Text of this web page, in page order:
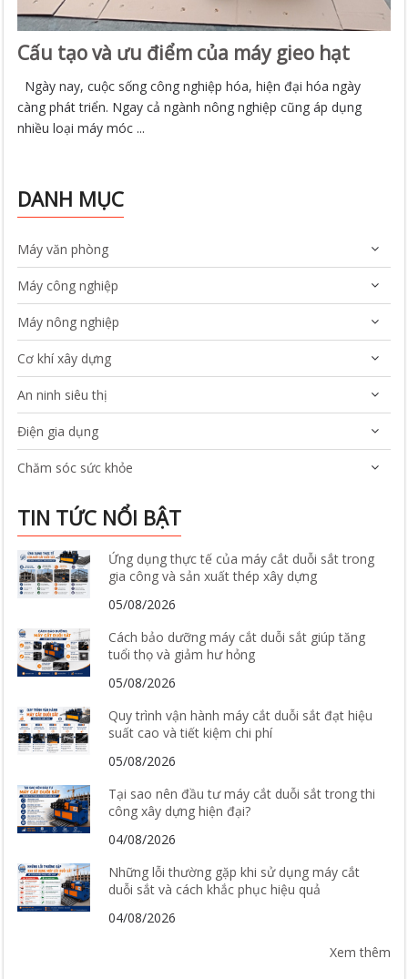
Cấu tạo và ưu điểm của máy gieo hạt
Ngày nay, cuộc sống công nghiệp hóa, hiện đại hóa ngày
càng phát triển. Ngay cả ngành nông nghiệp cũng áp dụng
nhiều loại máy móc ...
DANH MỤC
Máy văn phòng
Máy công nghiệp
Máy nông nghiệp
Cơ khí xây dựng
An ninh siêu thị
Điện gia dụng
Chăm sóc sức khỏe
TIN TỨC NỔI BẬT
Ứng dụng thực tế của máy cắt duỗi sắt trong
gia công và sản xuất thép xây dựng
05/08/2026
Cách bảo dưỡng máy cắt duỗi sắt giúp tăng
tuổi thọ và giảm hư hỏng
05/08/2026
Quy trình vận hành máy cắt duỗi sắt đạt hiệu
suất cao và tiết kiệm chi phí
05/08/2026
Tại sao nên đầu tư máy cắt duỗi sắt trong thi
công xây dựng hiện đại?
04/08/2026
Những lỗi thường gặp khi sử dụng máy cắt
duỗi sắt và cách khắc phục hiệu quả
04/08/2026
Xem thêm